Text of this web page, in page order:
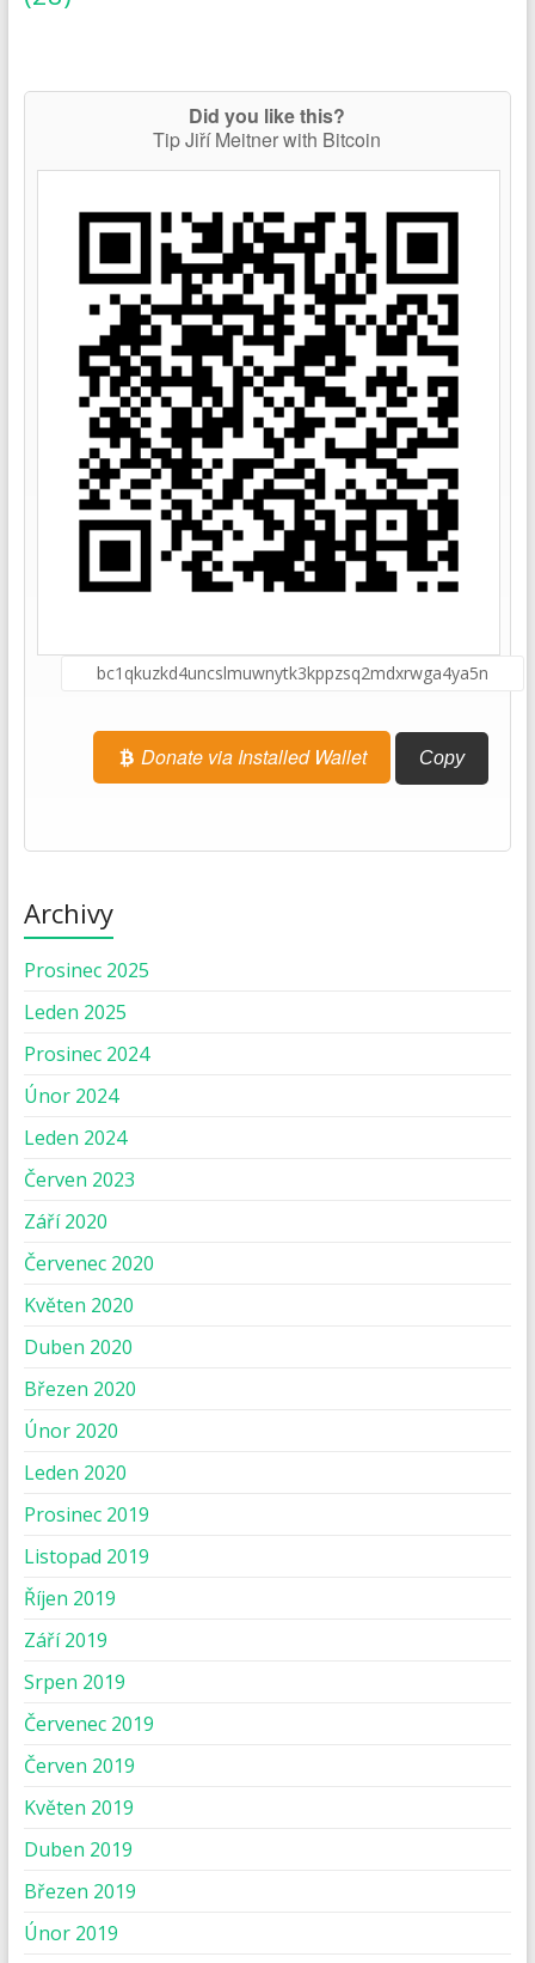
Did you like this?
Tip Jiří Meitner with Bitcoin
Donate via Installed Wallet Copy
Archivy
Prosinec 2025
Leden 2025
Prosinec 2024
Únor 2024
Leden 2024
Červen 2023
Září 2020
Červenec 2020
Květen 2020
Duben 2020
Březen 2020
Únor 2020
Leden 2020
Prosinec 2019
Listopad 2019
Říjen 2019
Září 2019
Srpen 2019
Červenec 2019
Červen 2019
Květen 2019
Duben 2019
Březen 2019
Únor 2019